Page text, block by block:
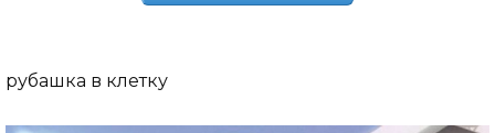
рубашка в клетку